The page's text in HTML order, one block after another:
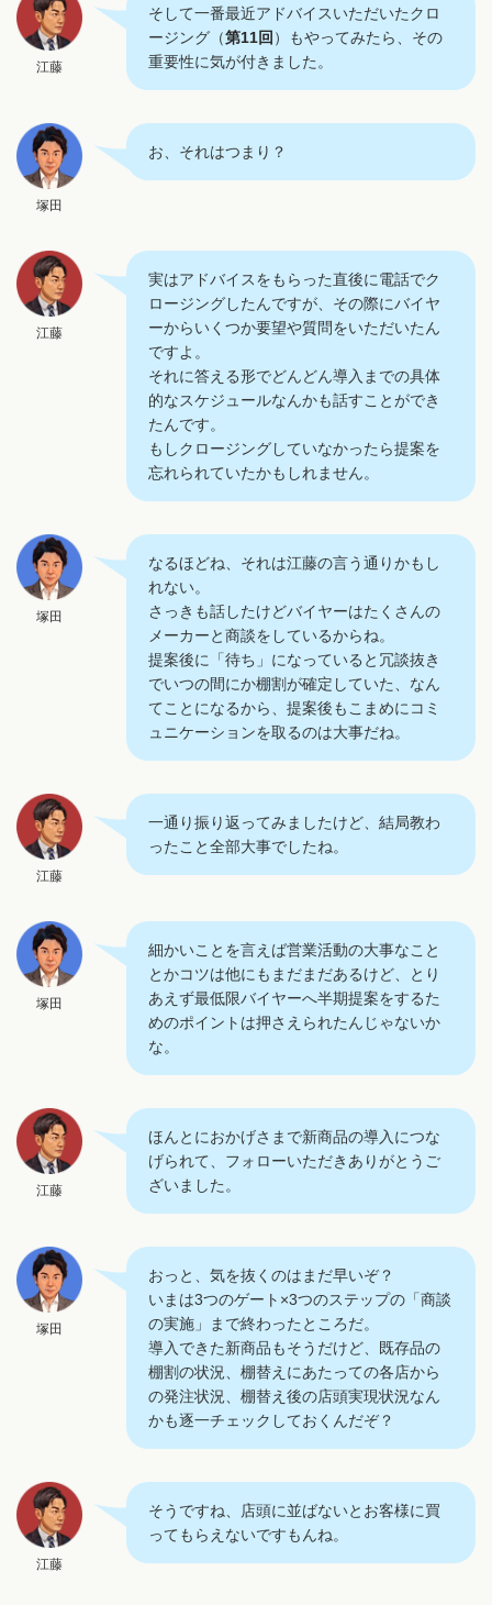
江藤
そして一番最近アドバイスいただいたクロ
ージング（第11回 ）もやってみたら、その
重要性に気が付きました。
塚田
お、それはつまり？
江藤
実はアドバイスをもらった直後に電話でク
ロージングしたんですが、その際にバイヤ
ーからいくつか要望や質問をいただいたん
ですよ。
それに答える形でどんどん導入までの具体
的なスケジュールなんかも話すことができ
たんです。
もしクロージングしていなかったら提案を
忘れられていたかもしれません。
塚田
なるほどね、それは江藤の言う通りかもし
れない。
さっきも話したけどバイヤーはたくさんの
メーカーと商談をしているからね。
提案後に「待ち」になっていると冗談抜き
でいつの間にか棚割が確定していた、なん
てことになるから、提案後もこまめにコミ
ュニケーションを取るのは大事だね。
江藤
一通り振り返ってみましたけど、結局教わ
ったこと全部大事でしたね。
塚田
細かいことを言えば営業活動の大事なこと
とかコツは他にもまだまだあるけど、とり
あえず最低限バイヤーへ半期提案をするた
めのポイントは押さえられたんじゃないか
な。
江藤
ほんとにおかげさまで新商品の導入につな
げられて、フォローいただきありがとうご
ざいました。
塚田
おっと、気を抜くのはまだ早いぞ？
いまは3つのゲート×3つのステップの「商談
の実施」まで終わったところだ。
導入できた新商品もそうだけど、既存品の
棚割の状況、棚替えにあたっての各店から
の発注状況、棚替え後の店頭実現状況なん
かも逐一チェックしておくんだぞ？
江藤
そうですね、店頭に並ばないとお客様に買
ってもらえないですもんね。